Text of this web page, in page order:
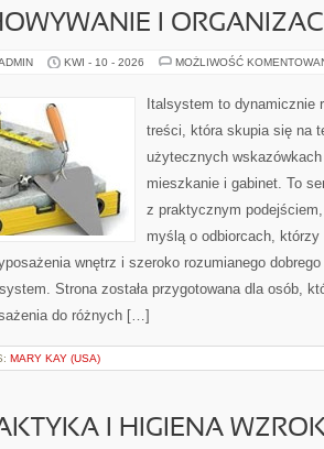
I
KWI - 10 - 2026 MOŻLIWOŚĆ
Italsystem to dynamicznie
treści, która skupia się na
użytecznych
mieszkanie i gabinet. To
z praktycznym
myślą o odbiorcach, którzy
wnętrz i szeroko rozumianego
Strona została przygotowana dla osób,
do różnych […]
MARY KAY (USA)
I HIGIENA